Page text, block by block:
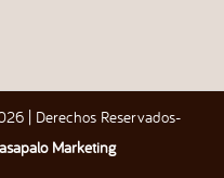
| Derechos Reservados-
Marketing